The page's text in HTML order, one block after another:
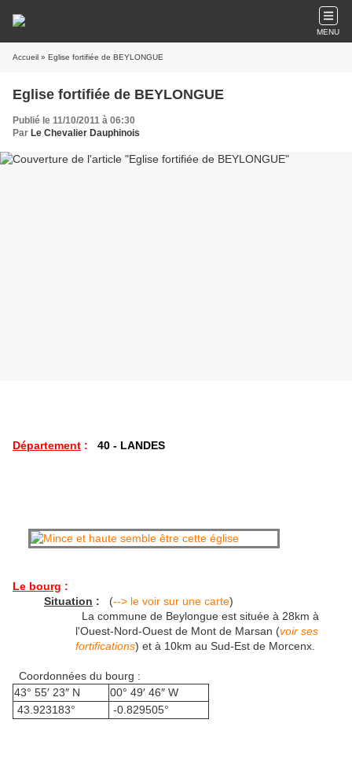
MENU
Accueil » Eglise fortifiée de BEYLONGUE
Eglise fortifiée de BEYLONGUE
Publié le 11/10/2011 à 06:30
Par Le Chevalier Dauphinois
Département : 40 - LANDES
Le bourg :
Situation : (--> le voir sur une carte)
La commune de Beylongue est située à 28km à
l'Ouest-Nord-Ouest de Mont de Marsan (voir ses
fortifications) et à 10km au Sud-Est de Morcenx.
Coordonnées du bourg :
43° 55′ 23″ N
00° 49′ 46″ W
43.923183°
-0.829505°